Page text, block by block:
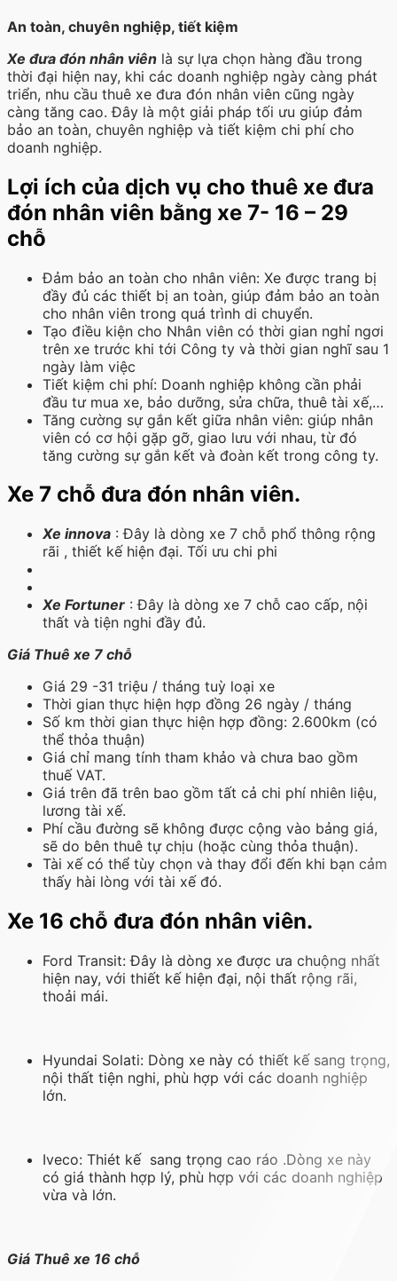
An toàn, chuyên nghiệp, tiết kiệm
Xe đưa đón nhân viên là sự lựa chọn hàng đầu trong
thời đại hiện nay, khi các doanh nghiệp ngày càng phát
triển, nhu cầu thuê xe đưa đón nhân viên cũng ngày
càng tăng cao. Đây là một giải pháp tối ưu giúp đảm
bảo an toàn, chuyên nghiệp và tiết kiệm chi phí cho
doanh nghiệp.
Lợi ích của dịch vụ cho thuê xe đưa
đón nhân viên bằng xe 7- 16 – 29
chỗ
Đảm bảo an toàn cho nhân viên: Xe được trang bị
đầy đủ các thiết bị an toàn, giúp đảm bảo an toàn
cho nhân viên trong quá trình di chuyển.
Tạo điều kiện cho Nhân viên có thời gian nghỉ ngơi
trên xe trước khi tới Công ty và thời gian nghĩ sau 1
ngày làm việc
Tiết kiệm chi phí: Doanh nghiệp không cần phải
đầu tư mua xe, bảo dưỡng, sửa chữa, thuê tài xế,…
Tăng cường sự gắn kết giữa nhân viên: giúp nhân
viên có cơ hội gặp gỡ, giao lưu với nhau, từ đó
tăng cường sự gắn kết và đoàn kết trong công ty.
Xe 7 chỗ đưa đón nhân viên.
Xe innova : Đây là dòng xe 7 chỗ phổ thông rộng
rãi , thiết kế hiện đại. Tối ưu chi phi
Xe Fortuner : Đây là dòng xe 7 chỗ cao cấp, nội
thất và tiện nghi đầy đủ.
Giá Thuê xe 7 chỗ
Giá 29 -31 triệu / tháng tuỳ loại xe
Thời gian thực hiện hợp đồng 26 ngày / tháng
Số km thời gian thực hiện hợp đồng: 2.600km (có
thể thỏa thuận)
Giá chỉ mang tính tham khảo và chưa bao gồm
thuế VAT.
Giá trên đã trên bao gồm tất cả chi phí nhiên liệu,
lương tài xế.
Phí cầu đường sẽ không được cộng vào bảng giá,
sẽ do bên thuê tự chịu (hoặc cùng thỏa thuận).
Tài xế có thể tùy chọn và thay đổi đến khi bạn cảm
thấy hài lòng với tài xế đó.
Xe 16 chỗ đưa đón nhân viên.
Ford Transit: Đây là dòng xe được ưa chuộng nhất
hiện nay, với thiết kế hiện đại, nội thất rộng rãi,
thoải mái.
Hyundai Solati: Dòng xe này có thiết kế sang trọng,
nội thất tiện nghi, phù hợp với các doanh nghiệp
lớn.
Iveco: Thiét kế sang trọng cao ráo .Dòng xe này
có giá thành hợp lý, phù hợp với các doanh nghiệp
vừa và lớn.
Giá Thuê xe 16 chỗ